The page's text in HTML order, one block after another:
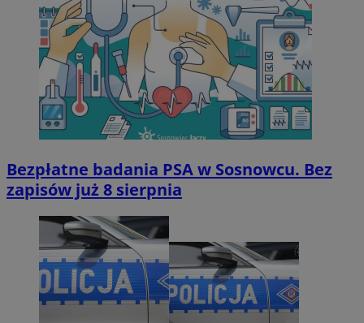
Bezpłatne badania PSA w Sosnowcu. Bez
zapisów już 8 sierpnia